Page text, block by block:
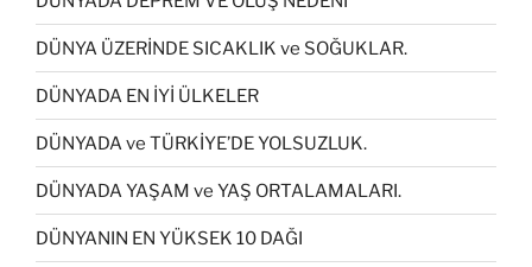
DÜNYA ÜZERİNDE SICAKLIK ve SOĞUKLAR.
DÜNYADA EN İYİ ÜLKELER
DÜNYADA ve TÜRKİYE’DE YOLSUZLUK.
DÜNYADA YAŞAM ve YAŞ ORTALAMALARI.
DÜNYANIN EN YÜKSEK 10 DAĞI